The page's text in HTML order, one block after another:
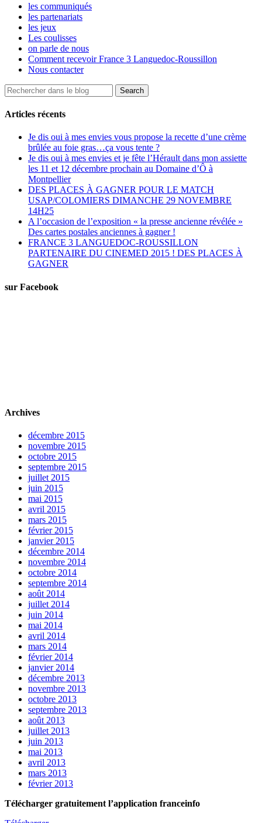
les communiqués
les partenariats
les jeux
Les coulisses
on parle de nous
Comment recevoir France 3 Languedoc-Roussillon
Nous contacter
Articles récents
Je dis oui à mes envies vous propose la recette d’une crème
brûlée au foie gras…ça vous tente ?
Je dis oui à mes envies et je fête l’Hérault dans mon assiette
les 11 et 12 décembre prochain au Domaine d’Ô à
Montpellier
DES PLACES À GAGNER POUR LE MATCH
USAP/COLOMIERS DIMANCHE 29 NOVEMBRE
14H25
A l’occasion de l’exposition « la presse ancienne révélée »
Des cartes postales anciennes à gagner !
FRANCE 3 LANGUEDOC-ROUSSILLON
PARTENAIRE DU CINEMED 2015 ! DES PLACES À
GAGNER
sur Facebook
Archives
décembre 2015
novembre 2015
octobre 2015
septembre 2015
juillet 2015
juin 2015
mai 2015
avril 2015
mars 2015
février 2015
janvier 2015
décembre 2014
novembre 2014
octobre 2014
septembre 2014
août 2014
juillet 2014
juin 2014
mai 2014
avril 2014
mars 2014
février 2014
janvier 2014
décembre 2013
novembre 2013
octobre 2013
septembre 2013
août 2013
juillet 2013
juin 2013
mai 2013
avril 2013
mars 2013
février 2013
Télécharger gratuitement l’application franceinfo